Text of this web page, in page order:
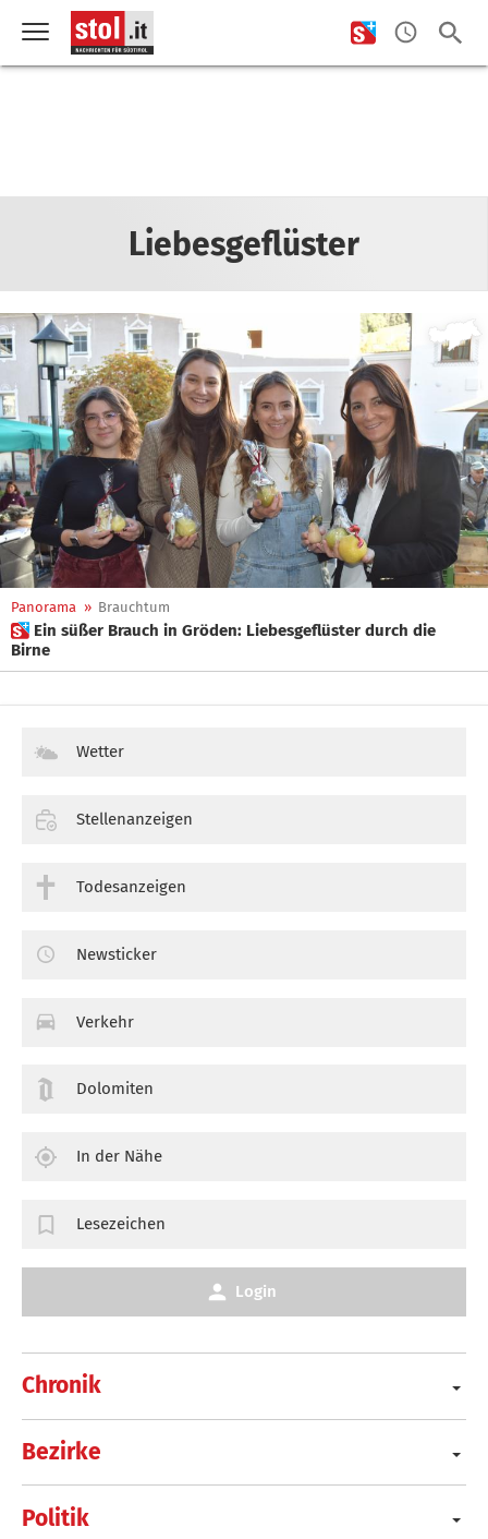
Liebesgeflüster
Panorama » Brauchtum
 Ein süßer Brauch in Gröden: Liebesgeflüster durch die
Birne
Chronik
Bezirke
Politik
Wetter
Stellenanzeigen
Todesanzeigen
Newsticker
Verkehr
Dolomiten
In der Nähe
Lesezeichen
Login